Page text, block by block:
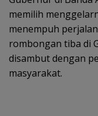
memilih
menempuh
rombongan tiba di
disambut dengan
masyarakat.